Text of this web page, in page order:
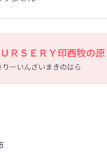
ＲＳＥＲＹ印西牧の原
ーいんざいまきのはら